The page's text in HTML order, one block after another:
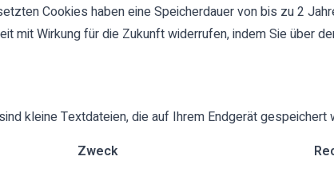
Cookies haben eine Speicherdauer von bis zu 2
mit Wirkung für die Zukunft widerrufen, indem Sie über
kleine Textdateien, die auf Ihrem Endgerät gespeichert
Zweck